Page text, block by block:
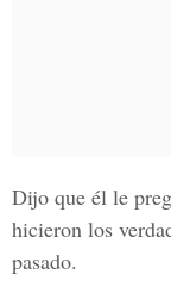
Dijo que él le
hicieron los
pasado.